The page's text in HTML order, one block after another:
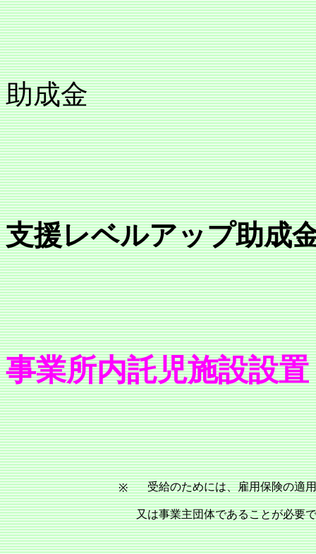
育児・介
助成金
支援レベルアップ助成
事業所内託児施設設
※ 受給のためには、雇用保険の適
又は事業主団体であることが必要